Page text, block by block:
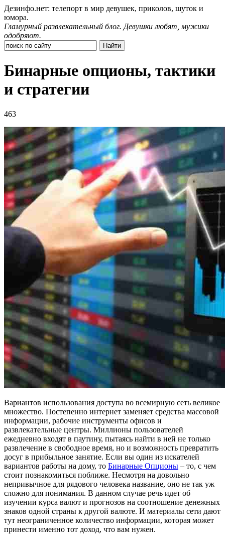
Дезинфо.нет: телепорт в мир девушек, приколов, шуток и
юмора.
Гламурный развлекательный блог. Девушки любят, мужики
одобряют.
Бинарные опционы, тактики
и стратегии
463
Вариантов использования доступа во всемирную сеть великое
множество. Постепенно интернет заменяет средства массовой
информации, рабочие инструменты офисов и
развлекательные центры. Миллионы пользователей
ежедневно входят в паутину, пытаясь найти в ней не только
развлечение в свободное время, но и возможность превратить
досуг в прибыльное занятие. Если вы один из искателей
вариантов работы на дому, то Бинарные Опционы – то, с чем
стоит познакомиться поближе. Несмотря на довольно
непривычное для рядового человека название, оно не так уж
сложно для понимания. В данном случае речь идет об
изучении курса валют и прогнозов на соотношение денежных
знаков одной страны к другой валюте. И материалы сети дают
тут неограниченное количество информации, которая может
принести именно тот доход, что вам нужен.